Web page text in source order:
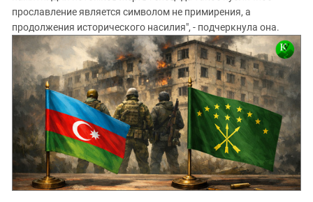
прославление является символом не примирения, а
продолжения исторического насилия", - подчеркнула она.